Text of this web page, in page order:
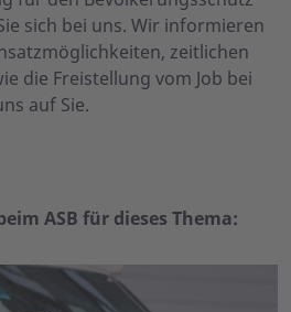
sich bei uns. Wir informieren
zeitlichen
die Freistellung vom Job bei
auf Sie.
ASB für dieses Thema: